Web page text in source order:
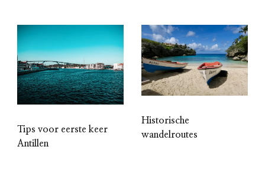
Tips voor eerste keer
Antillen
Historische
wandelroutes